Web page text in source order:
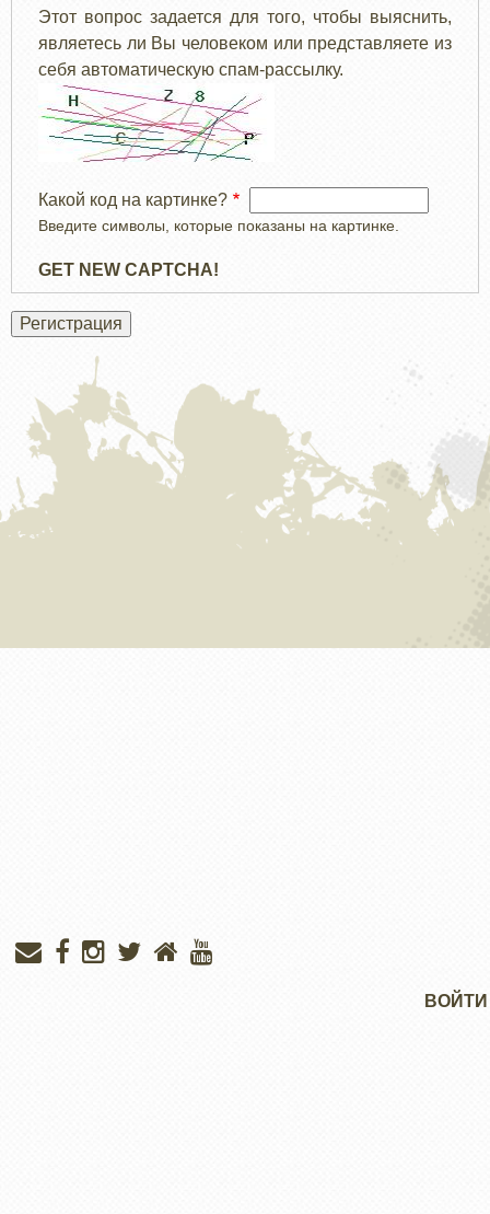
Этот вопрос задается для того, чтобы выяснить,
являетесь ли Вы человеком или представляете из
себя автоматическую спам-рассылку.
Какой код на картинке?
Введите символы, которые показаны на картинке.
GET NEW CAPTCHA!
ВОЙТИ